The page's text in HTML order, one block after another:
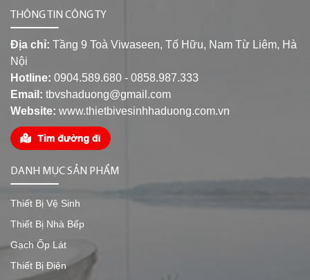
THÔNG TIN CÔNG TY
Địa chỉ: Tầng 9 Toà Viwaseen, Tố Hữu, Nam Từ Liêm, Hà
Nội
Hotline: 0904.589.680 - 0858.987.333
Email: tbvshaduong@gmail.com
Website: www.thietbivesinhhaduong.com.vn
DANH MỤC SẢN PHẨM
Thiết Bị Vệ Sinh
Thiết Bị Nhà Bếp
Gạch Ốp Lát
Thiết Bị Điện